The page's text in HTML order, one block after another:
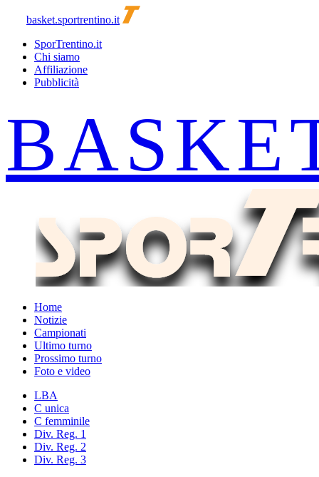
basket.sportrentino.it
SporTrentino.it
Chi siamo
Affiliazione
Pubblicità
Home
Notizie
Campionati
Ultimo turno
Prossimo turno
Foto e video
LBA
C unica
C femminile
Div. Reg. 1
Div. Reg. 2
Div. Reg. 3